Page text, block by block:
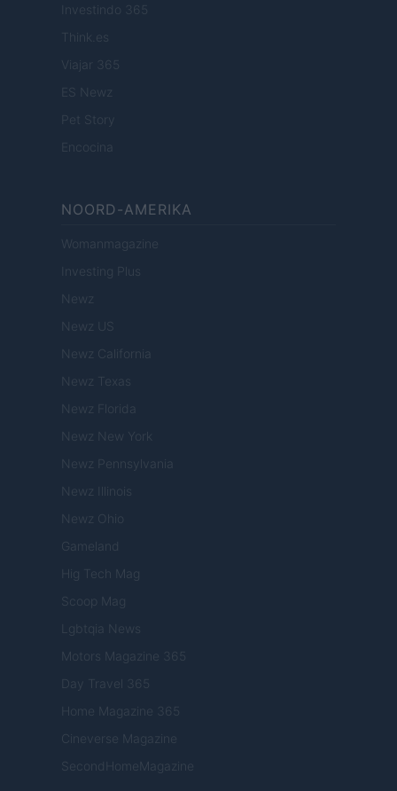
Investindo 365
Think.es
Viajar 365
ES Newz
Pet Story
Encocina
NOORD-AMERIKA
Womanmagazine
Investing Plus
Newz
Newz US
Newz California
Newz Texas
Newz Florida
Newz New York
Newz Pennsylvania
Newz Illinois
Newz Ohio
Gameland
Hig Tech Mag
Scoop Mag
Lgbtqia News
Motors Magazine 365
Day Travel 365
Home Magazine 365
Cineverse Magazine
SecondHomeMagazine